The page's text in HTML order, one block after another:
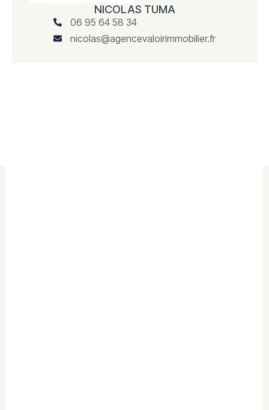
NICOLAS TUMA
06 95 64 58 34
nicolas@agencevaloirimmobilier.fr